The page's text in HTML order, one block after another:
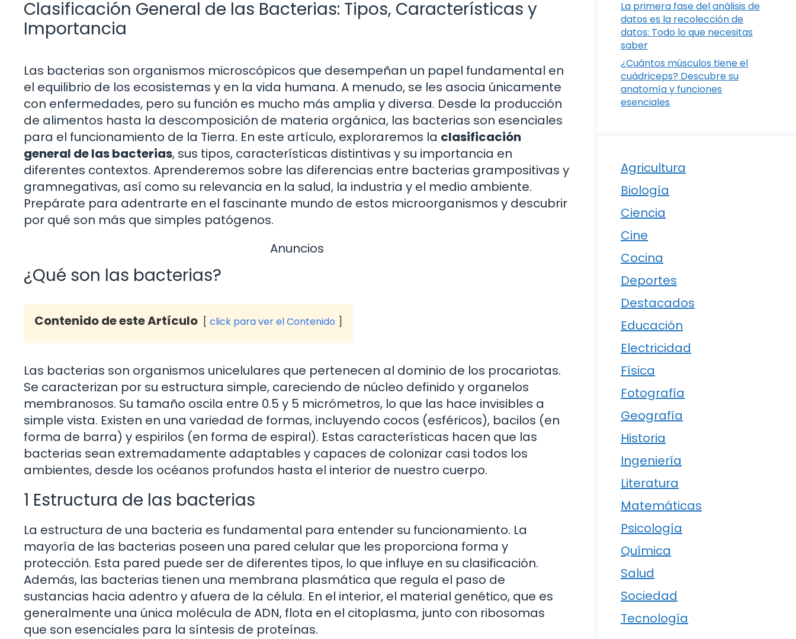
Clasificación General de las Bacterias: Tipos, Características y
Importancia
Las bacterias son organismos microscópicos que desempeñan un papel fundamental en
el equilibrio de los ecosistemas y en la vida humana. A menudo, se les asocia únicamente
con enfermedades, pero su función es mucho más amplia y diversa. Desde la producción
de alimentos hasta la descomposición de materia orgánica, las bacterias son esenciales
para el funcionamiento de la Tierra. En este artículo, exploraremos la clasificación
general de las bacterias, sus tipos, características distintivas y su importancia en
diferentes contextos. Aprenderemos sobre las diferencias entre bacterias grampositivas y
gramnegativas, así como su relevancia en la salud, la industria y el medio ambiente.
Prepárate para adentrarte en el fascinante mundo de estos microorganismos y descubrir
por qué son más que simples patógenos.
Anuncios
¿Qué son las bacterias?
Contenido de este Artículo click para ver el Contenido
Las bacterias son organismos unicelulares que pertenecen al dominio de los procariotas.
Se caracterizan por su estructura simple, careciendo de núcleo definido y organelos
membranosos. Su tamaño oscila entre 0.5 y 5 micrómetros, lo que las hace invisibles a
simple vista. Existen en una variedad de formas, incluyendo cocos (esféricos), bacilos (en
forma de barra) y espirilos (en forma de espiral). Estas características hacen que las
bacterias sean extremadamente adaptables y capaces de colonizar casi todos los
ambientes, desde los océanos profundos hasta el interior de nuestro cuerpo.
1 Estructura de las bacterias
La estructura de una bacteria es fundamental para entender su funcionamiento. La
mayoría de las bacterias poseen una pared celular que les proporciona forma y
protección. Esta pared puede ser de diferentes tipos, lo que influye en su clasificación.
Además, las bacterias tienen una membrana plasmática que regula el paso de
sustancias hacia adentro y afuera de la célula. En el interior, el material genético, que es
generalmente una única molécula de ADN, flota en el citoplasma, junto con ribosomas
que son esenciales para la síntesis de proteínas.
La primera fase del análisis de
datos es la recolección de
datos: Todo lo que necesitas
saber
¿Cuántos músculos tiene el
cuádriceps? Descubre su
anatomía y funciones
esenciales
Agricultura
Biología
Ciencia
Cine
Cocina
Deportes
Destacados
Educación
Electricidad
Física
Fotografía
Geografía
Historia
Ingeniería
Literatura
Matemáticas
Psicología
Química
Salud
Sociedad
Tecnología